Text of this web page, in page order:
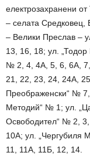
електрозахранени
– селата Средковец,
– Велики Преслав –
13, 16, 18; ул.
№ 2, 4, 4А, 5, 6, 6А, 7,
21, 22, 23, 24, 24А,
Преображенски“ №
Методий“ № 1; ул.
Освободител“ № 2,
10А; ул. „Чергубиля
11, 11А, 11Б, 12, 14.